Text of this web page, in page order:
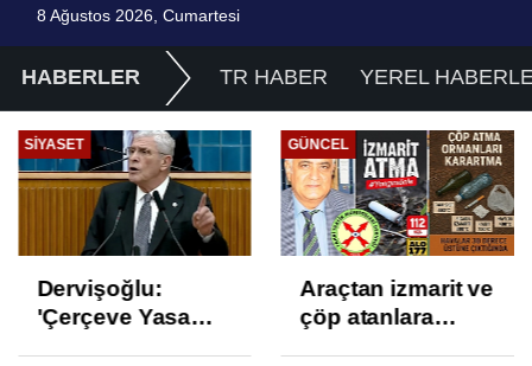
8 Ağustos 2026, Cumartesi
HABERLER TR HABER YEREL
SIYASET
Dervişoğlu:
'Çerçeve Yasa
GÜNCEL
Araçtan izmarit ve
çöp atanlara